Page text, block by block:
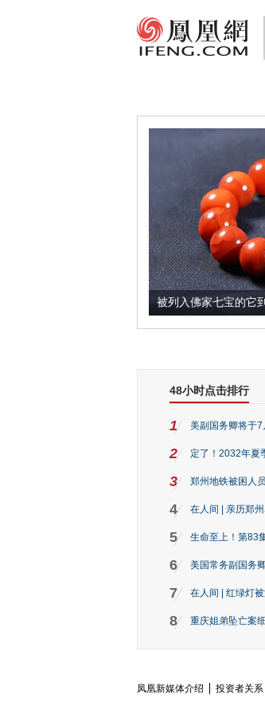
被列入佛家七宝的它
48小时点击排行
1 美副国务卿将于
2 定了！2032年夏
3 郑州地铁被困人
4 在人间 | 亲历郑
5 生命至上！第83
6 美国常务副国务
7 在人间 | 红绿灯
8 重庆姐弟坠亡案
凤凰新媒体介绍 投资者关